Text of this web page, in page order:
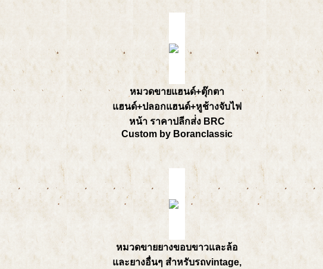
หมวดขายแฮนด์+ตุ๊กตา
แฮนด์+ปลอกแฮนด์+หูช้างจับไฟ
หน้า ราคาปลีกส่่ง BRC
Custom by Boranclassic
หมวดขายยางขอบขาวและล้อ
และยางอื่นๆ สำหรับรถvintage,